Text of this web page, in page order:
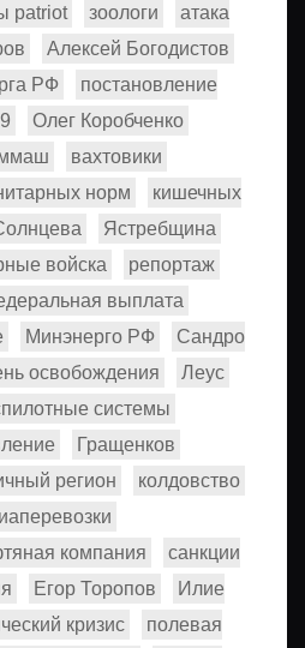
patriot зоологи
атака
Алексей Богодистов
РФ
постановление
Олег Коробченко
вахтовики
норм
кишечных
Ястребщина
войска
репортаж
выплата
Минэнерго РФ
Сандро
освобождения
Леус
системы
Гращенков
регион
колдовство
компания
санкции
Егор Торопов
Илие
кризис
полевая